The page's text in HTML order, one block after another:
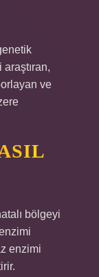
ve
bölgeyi
enzimi